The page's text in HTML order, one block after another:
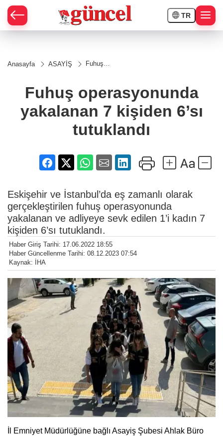
TR
Anasayfa ASAYİŞ
Fuhuş
tutuklandı
Fuhuş operasyonunda
yakalanan 7 kişiden 6’sı
tutuklandı
Eskişehir ve İstanbul’da eş zamanlı olarak
gerçekleştirilen fuhuş operasyonunda
yakalanan ve adliyeye sevk edilen 1’i kadın 7
kişiden 6’sı tutuklandı.
Haber Giriş Tarihi: 17.06.2022 18:55
Haber Güncellenme Tarihi: 08.12.2023 07:54
Kaynak: İHA
İl Emniyet Müdürlüğüne bağlı Asayiş Şubesi Ahlak Büro